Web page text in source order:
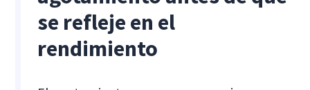
se refleje en el
rendimiento